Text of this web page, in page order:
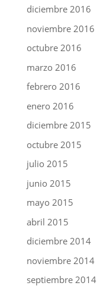
diciembre 2016
noviembre 2016
octubre 2016
marzo 2016
febrero 2016
enero 2016
diciembre 2015
octubre 2015
julio 2015
junio 2015
mayo 2015
abril 2015
diciembre 2014
noviembre 2014
septiembre 2014